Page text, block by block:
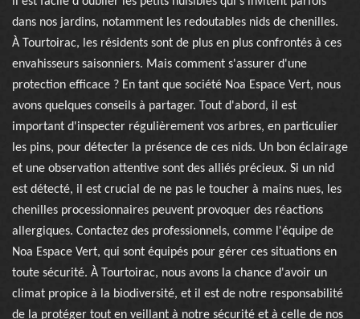
dans nos jardins, notamment les redoutables nids de chenilles.
À Tourtoirac, les résidents sont de plus en plus confrontés à ces
envahisseurs saisonniers. Mais comment s'assurer d'une
protection efficace ? En tant que société Noa Espace Vert, nous
avons quelques conseils à partager. Tout d'abord, il est
important d'inspecter régulièrement vos arbres, en particulier
les pins, pour détecter la présence de ces nids. Un bon éclairage
et une observation attentive sont des alliés précieux. Si un nid
est détecté, il est crucial de ne pas le toucher à mains nues, les
chenilles processionnaires peuvent provoquer des réactions
allergiques. Contactez des professionnels, comme l'équipe de
Noa Espace Vert, qui sont équipés pour gérer ces situations en
toute sécurité. À Tourtoirac, nous avons la chance d'avoir un
climat propice à la biodiversité, et il est de notre responsabilité
de la protéger tout en veillant à notre sécurité et à celle de nos